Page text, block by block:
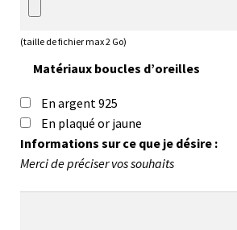
(taille de fichier max 2 Go)
Matériaux boucles d’oreilles
En argent 925
En plaqué or jaune
Informations sur ce que je désire :
Merci de préciser vos souhaits